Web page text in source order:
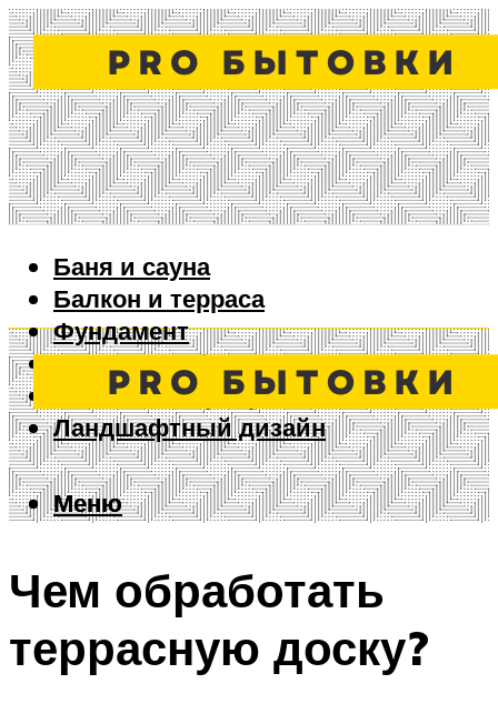
Баня и сауна
Балкон и терраса
Фундамент
Ворота и забор
Дизайн интерьера
Ландшафтный дизайн
Меню
Меню
Чем обработать
террасную доску?